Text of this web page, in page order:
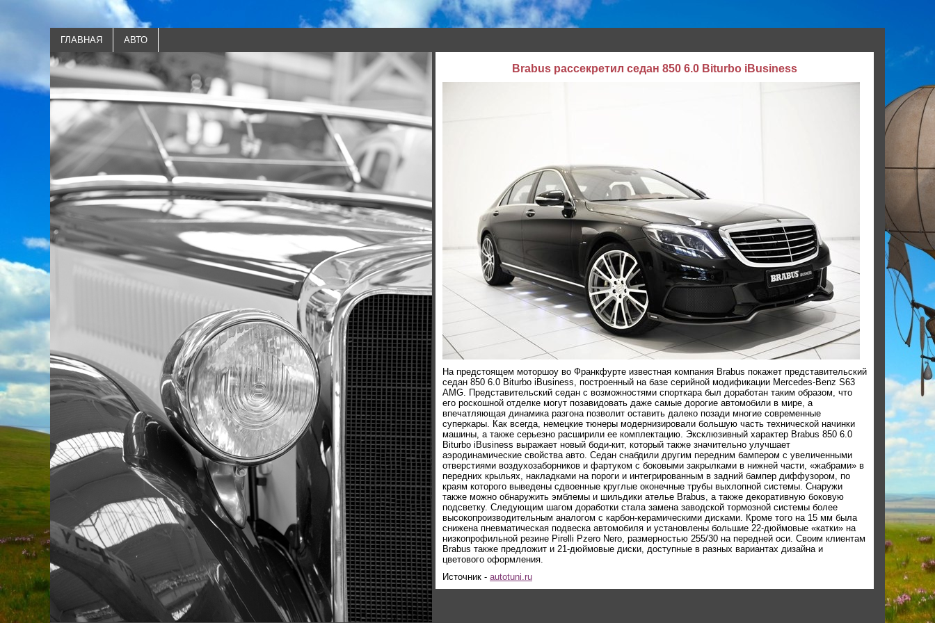
ГЛАВНАЯ АВТО
Brabus рассекретил седан 850 6.0 Biturbo iBusiness
На предстоящем моторшоу во Франкфурте известная компания Brabus покажет представительский
седан 850 6.0 Biturbo iBusiness, построенный на базе серийной модификации Mercedes-Benz S63
AMG. Представительский седан с возможностями спорткара был доработан таким образом, что
его роскошной отделке могут позавидовать даже самые дорогие автомобили в мире, а
впечатляющая динамика разгона позволит оставить далеко позади многие современные
суперкары. Как всегда, немецкие тюнеры модернизировали большую часть технической начинки
машины, а также серьезно расширили ее комплектацию. Эксклюзивный характер Brabus 850 6.0
Biturbo iBusiness выражает новый боди-кит, который также значительно улучшает
аэродинамические свойства авто. Седан снабдили другим передним бампером с увеличенными
отверстиями воздухозаборников и фартуком с боковыми закрылками в нижней части, «жабрами» в
передних крыльях, накладками на пороги и интегрированным в задний бампер диффузором, по
краям которого выведены сдвоенные круглые оконечные трубы выхлопной системы. Снаружи
также можно обнаружить эмблемы и шильдики ателье Brabus, а также декоративную боковую
подсветку. Следующим шагом доработки стала замена заводской тормозной системы более
высокопроизводительным аналогом с карбон-керамическими дисками. Кроме того на 15 мм была
снижена пневматическая подвеска автомобиля и установлены большие 22-дюймовые «катки» на
низкопрофильной резине Pirelli Pzero Nero, размерностью 255/30 на передней оси. Своим клиентам
Brabus также предложит и 21-дюймовые диски, доступные в разных вариантах дизайна и
цветового оформления.
Источник - autotuni.ru